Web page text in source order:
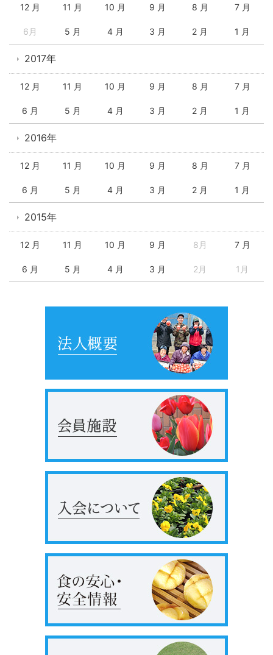
12 月 11 月 10 月 9 月 8 月 7 月
6月 5 月 4 月 3 月 2 月 1 月
2017年
12 月 11 月 10 月 9 月 8 月 7 月
6 月 5 月 4 月 3 月 2 月 1 月
2016年
12 月 11 月 10 月 9 月 8 月 7 月
6 月 5 月 4 月 3 月 2 月 1 月
2015年
12 月 11 月 10 月 9 月 8月 7 月
6 月 5 月 4 月 3 月 2月 1月